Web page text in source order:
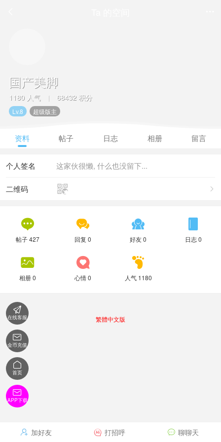
国产美脚
1180 人气 | 68432 积分
Lv.8 超级版主
资料 帖子 日志 相册 留言
这家伙很懒, 什么也没留下...
个人签名


二维码

帖子 427

回复 0

好友 0

日志 0

相册 0

心情 0

人气 1180
 加好友  打招呼  聊聊天
繁體中文版

在线客服

金币充值

首页

APP下载